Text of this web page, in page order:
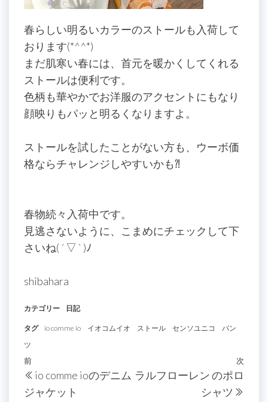
春らしい明るいカラーのストールも入荷して
おります(*^^*)
まだ肌寒い春には、首元を暖かくしてくれる
ストールは便利です。
色柄も華やかでお洋服のアクセントにもなり
顔映りもパッと明るくなりますよ。
ストールを試したことがない方も、ウーボ価
格ならチャレンジしやすいかも⁈
春物続々入荷中です。
見逃さないように、こまめにチェックして下
さいね( ´ ▽ ` )ﾉ
shibahara
カテゴリー 日記
タグ io comme io イオコムイオ ストール センソユニコ
パン
ツ
投
稿
過
去
の
前
io comme ioのデニム
ジャケット
次
次
ラルフローレン のポロ
シャツ